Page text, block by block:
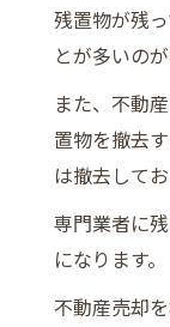
残置物が残
とが多いのが
また、不動
置物を撤去
は撤去して
専門業者に
になります。
不動産売却